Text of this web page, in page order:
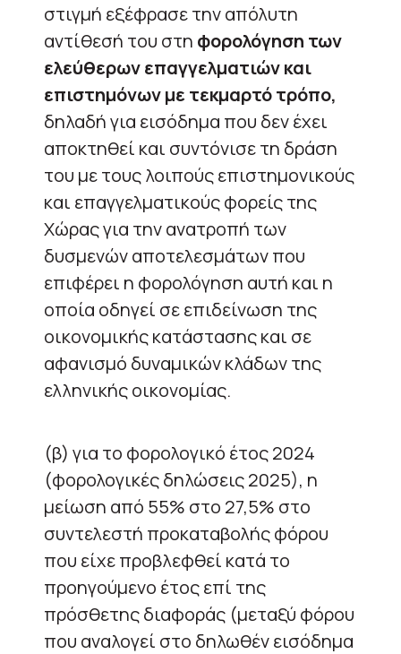
στιγμή εξέφρασε την απόλυτη
αντίθεσή του στη φορολόγηση των
ελεύθερων επαγγελματιών και
επιστημόνων με τεκμαρτό τρόπο,
δηλαδή για εισόδημα που δεν έχει
αποκτηθεί και συντόνισε τη δράση
του με τους λοιπούς επιστημονικούς
και επαγγελματικούς φορείς της
Χώρας για την ανατροπή των
δυσμενών αποτελεσμάτων που
επιφέρει η φορολόγηση αυτή και η
οποία οδηγεί σε επιδείνωση της
οικονομικής κατάστασης και σε
αφανισμό δυναμικών κλάδων της
ελληνικής οικονομίας.
(β) για το φορολογικό έτος 2024
(φορολογικές δηλώσεις 2025), η
μείωση από 55% στο 27,5% στο
συντελεστή προκαταβολής φόρου
που είχε προβλεφθεί κατά το
προηγούμενο έτος επί της
πρόσθετης διαφοράς (μεταξύ φόρου
που αναλογεί στο δηλωθέν εισόδημα